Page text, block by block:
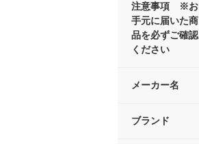
注意事項 ※お
手元に届いた商
品を必ずご確認
ください
メーカー名
ブランド